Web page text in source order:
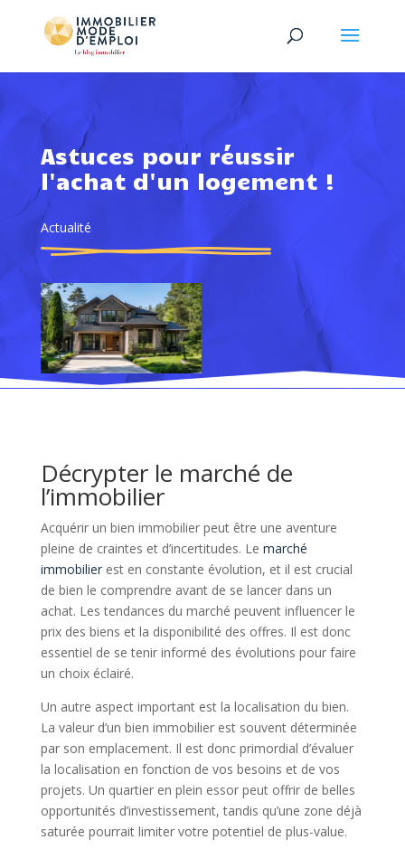
Astuces pour réussir
l'achat d'un logement !
Actualité
Décrypter le marché de
l’immobilier
Acquérir un bien immobilier peut être une aventure
pleine de craintes et d’incertitudes. Le marché
immobilierest en constante évolution, et il est crucial
de bien le comprendre avant de se lancer dans un
achat. Les tendances du marché peuvent influencer le
prix des biens et la disponibilité des offres. Il est donc
essentiel de se tenir informé des évolutions pour faire
un choix éclairé.
Un autre aspect important est la localisation du bien.
La valeur d’un bien immobilier est souvent déterminée
par son emplacement. Il est donc primordial d’évaluer
la localisation en fonction de vos besoins et de vos
projets. Un quartier en plein essor peut offrir de belles
opportunités d’investissement, tandis qu’une zone déjà
saturée pourrait limiter votre potentiel de plus-value.